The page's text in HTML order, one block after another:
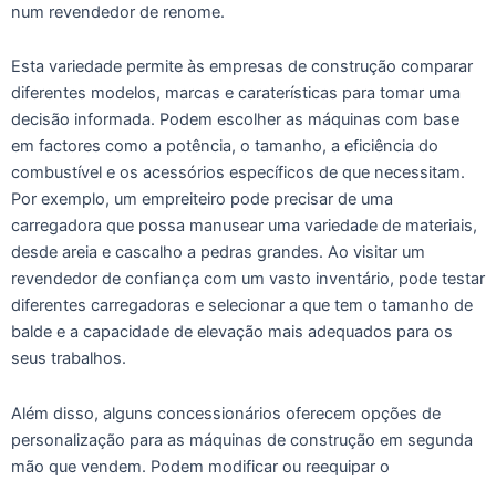
num revendedor de renome.
Esta variedade permite às empresas de construção comparar
diferentes modelos, marcas e caraterísticas para tomar uma
decisão informada. Podem escolher as máquinas com base
em factores como a potência, o tamanho, a eficiência do
combustível e os acessórios específicos de que necessitam.
Por exemplo, um empreiteiro pode precisar de uma
carregadora que possa manusear uma variedade de materiais,
desde areia e cascalho a pedras grandes. Ao visitar um
revendedor de confiança com um vasto inventário, pode testar
diferentes carregadoras e selecionar a que tem o tamanho de
balde e a capacidade de elevação mais adequados para os
seus trabalhos.
Além disso, alguns concessionários oferecem opções de
personalização para as máquinas de construção em segunda
mão que vendem. Podem modificar ou reequipar o